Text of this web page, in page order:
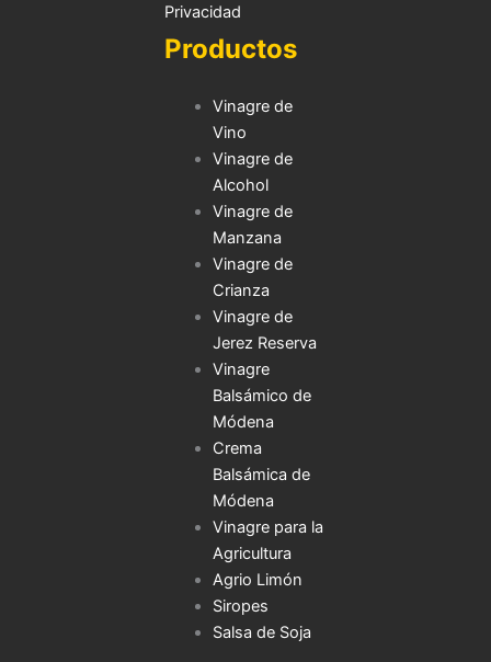
Privacidad
Productos
Vinagre de
Vino
Vinagre de
Alcohol
Vinagre de
Manzana
Vinagre de
Crianza
Vinagre de
Jerez Reserva
Vinagre
Balsámico de
Módena
Crema
Balsámica de
Módena
Vinagre para la
Agricultura
Agrio Limón
Siropes
Salsa de Soja